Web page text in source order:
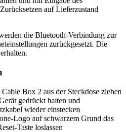
auf Lieferzustand
die Bluetooth-Verbindung zur
zurückgesetzt. Die
Box 2 aus der Steckdose ziehen
gedrückt halten und
wieder einstecken
Logo auf schwarzem Grund das
Taste loslassen